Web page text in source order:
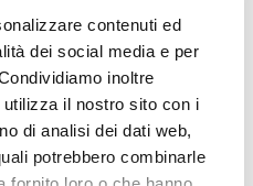
contenuti ed
dei social media e per
inoltre
il nostro sito con i
di analisi dei dati web,
potrebbero combinarle
info@istitutofreud.it
I campi